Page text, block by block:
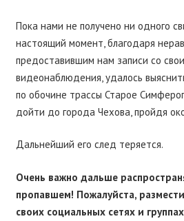
Пока нами не получено ни одного
настоящий момент, благодаря
предоставившим нам записи со
видеонаблюдения, удалось
по обочине трассы Старое
дойти до города Чехова, пройдя
Дальнейший его след теряется.
Очень важно дальше
пропавшем! Пожалуйста,
своих социальных сетях и